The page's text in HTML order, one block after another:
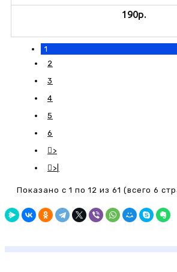
190р.
1
2
3
4
5
6
>
>|
Показано с 1 по 12 из 61 (всего 6